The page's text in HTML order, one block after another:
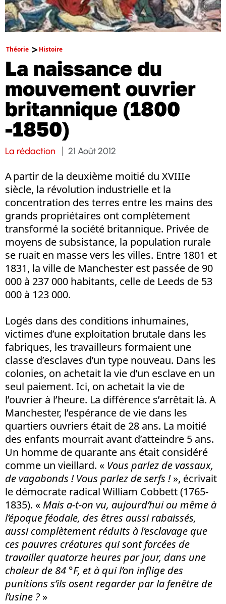
Théorie Histoire
La naissance du
mouvement ouvrier
britannique (1800
-1850)
La rédaction 21 Août 2012
A partir de la deuxième moitié du XVIIIe
siècle, la révolution industrielle et la
concentration des terres entre les mains des
grands propriétaires ont complètement
transformé la société britannique. Privée de
moyens de subsistance, la population rurale
se ruait en masse vers les villes. Entre 1801 et
1831, la ville de Manchester est passée de 90
000 à 237 000 habitants, celle de Leeds de 53
000 à 123 000.
Logés dans des conditions inhumaines,
victimes d’une exploitation brutale dans les
fabriques, les travailleurs formaient une
classe d’esclaves d’un type nouveau. Dans les
colonies, on achetait la vie d’un esclave en un
seul paiement. Ici, on achetait la vie de
l’ouvrier à l’heure. La différence s’arrêtait là. A
Manchester, l’espérance de vie dans les
quartiers ouvriers était de 28 ans. La moitié
des enfants mourrait avant d’atteindre 5 ans.
Un homme de quarante ans était considéré
comme un vieillard. « Vous parlez de vassaux,
de vagabonds ! Vous parlez de serfs !», écrivait
le démocrate radical William Cobbett (1765-
1835). «Mais a-t-on vu, aujourd’hui ou même à
l’époque féodale, des êtres aussi rabaissés,
aussi complètement réduits à l’esclavage que
ces pauvres créatures qui sont forcées de
travailler quatorze heures par jour, dans une
chaleur de 84 °F, et à qui l’on inflige des
punitions s’ils osent regarder par la fenêtre de
l’usine ? »